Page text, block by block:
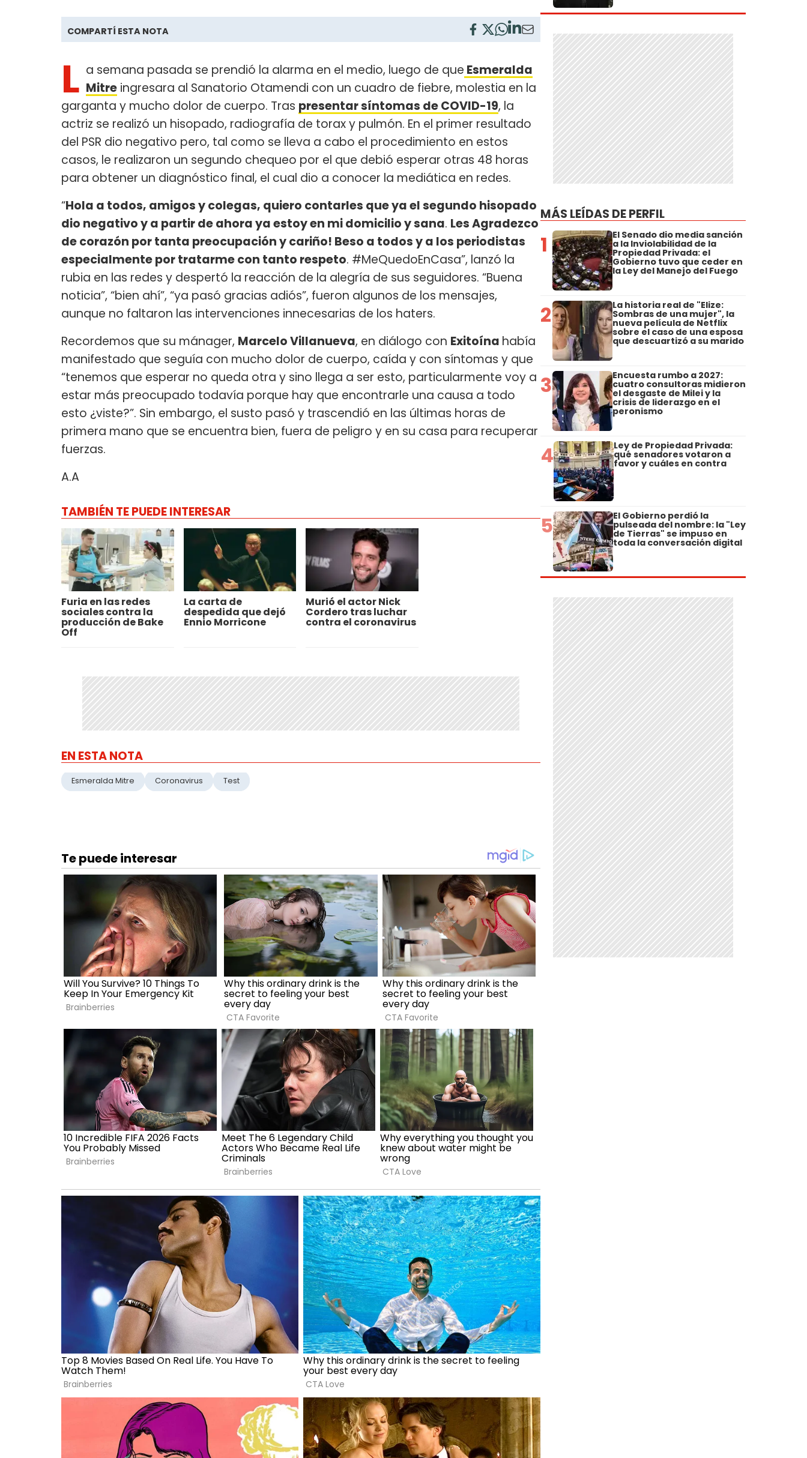
COMPARTÍ ESTA NOTA
L a semana pasada se prendió la alarma en el medio, luego de que Esmeralda
Mitre ingresara al Sanatorio Otamendi con un cuadro de fiebre, molestia en la
garganta y mucho dolor de cuerpo. Tras presentar síntomas de COVID-19, la
actriz se realizó un hisopado, radiografía de torax y pulmón. En el primer resultado
del PSR dio negativo pero, tal como se lleva a cabo el procedimiento en estos
casos, le realizaron un segundo chequeo por el que debió esperar otras 48 horas
para obtener un diagnóstico final, el cual dio a conocer la mediática en redes.
“Hola a todos, amigos y colegas, quiero contarles que ya el segundo hisopado
dio negativo y a partir de ahora ya estoy en mi domicilio y sana. Les Agradezco
de corazón por tanta preocupación y cariño! Beso a todos y a los periodistas
especialmente por tratarme con tanto respeto. #MeQuedoEnCasa”, lanzó la
rubia en las redes y despertó la reacción de la alegría de sus seguidores. “Buena
noticia”, “bien ahí”, “ya pasó gracias adiós”, fueron algunos de los mensajes,
aunque no faltaron las intervenciones innecesarias de los haters.
Recordemos que su mánager, Marcelo Villanueva, en diálogo con Exitoína había
manifestado que seguía con mucho dolor de cuerpo, caída y con síntomas y que
“tenemos que esperar no queda otra y sino llega a ser esto, particularmente voy a
estar más preocupado todavía porque hay que encontrarle una causa a todo
esto ¿viste?”. Sin embargo, el susto pasó y trascendió en las últimas horas de
primera mano que se encuentra bien, fuera de peligro y en su casa para recuperar
fuerzas.
A.A
TAMBIÉN TE PUEDE INTERESAR
Furia en las redes
sociales contra la
producción de Bake
Off
La carta de
despedida que dejó
Ennio Morricone
Murió el actor Nick
Cordero tras luchar
contra el coronavirus
EN ESTA NOTA
Esmeralda Mitre Coronavirus Test
MÁS LEÍDAS DE PERFIL
1 El Senado dio media sanción
a la Inviolabilidad de la
Propiedad Privada: el
Gobierno tuvo que ceder en
la Ley del Manejo del Fuego
2 La historia real de "Elize:
Sombras de una mujer", la
nueva película de Netflix
sobre el caso de una esposa
que descuartizó a su marido
3 Encuesta rumbo a 2027:
cuatro consultoras midieron
el desgaste de Milei y la
crisis de liderazgo en el
peronismo
4 Ley de Propiedad Privada:
qué senadores votaron a
favor y cuáles en contra
5 El Gobierno perdió la
pulseada del nombre: la "Ley
de Tierras" se impuso en
toda la conversación digital